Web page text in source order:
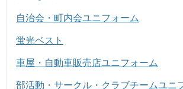
自治会・町内会ユニフォーム
蛍光ベスト
車屋・自動車販売店ユニフォーム
部活動・サークル・クラブチームユニ